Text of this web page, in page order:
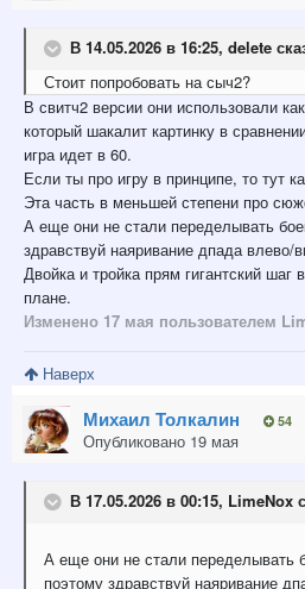
В 14.05.2026 в 16:25, delete
Стоит попробовать на сыч2?
В свитч2 версии они использовали
который шакалит картинку в
игра идет в 60.
Если ты про игру в принципе, то тут
Эта часть в меньшей степени про
А еще они не стали переделывать
здравствуй наяривание дпада влево/
Двойка и тройка прям гигантский шаг
плане.
Изменено 17 мая пользователем
Наверх
Михаил Толкалин 54
Опубликовано 19 мая
В 17.05.2026 в 00:15, LimeNox
А еще они не стали переделывать
поэтому здравствуй наяривание